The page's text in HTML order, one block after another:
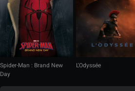
Spider-Man : Brand New
Day
L'Odyssée